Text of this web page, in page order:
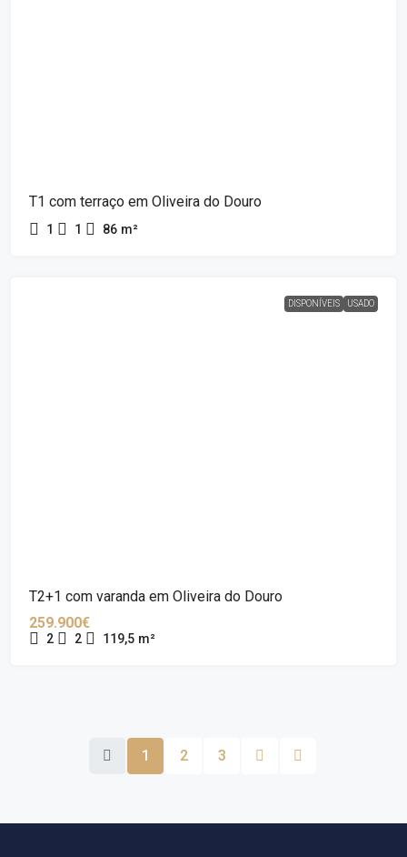
T1 com terraço em Oliveira do Douro
1 1 86 m²
DISPONÍVEIS USADO
T2+1 com varanda em Oliveira do Douro
259.900€
2 2 119,5 m²
1 2 3